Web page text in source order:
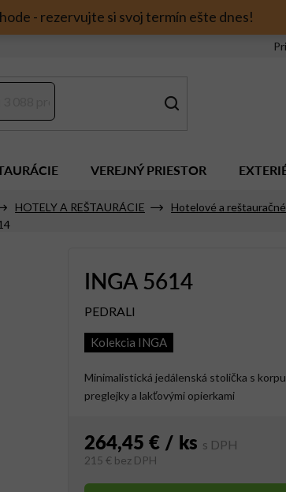
- rezervujte si svoj termín ešte dnes!
VEREJNÝ PRIESTOR
HOTELY A REŠTAURÁCIE
Hotelové a
INGA 5614
PEDRALI
Kolekcia INGA
Minimalistická jedálenská stolička s
preglejky a lakťovými opierkami
264,45 € / ks
215 €bez DPH